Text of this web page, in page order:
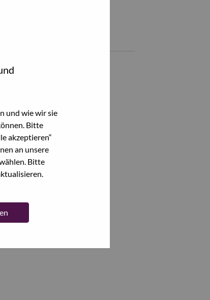
und wie wir sie
Bitte
akzeptieren“
an unsere
Bitte
Account Manager - Volume
Haryana, Indien,